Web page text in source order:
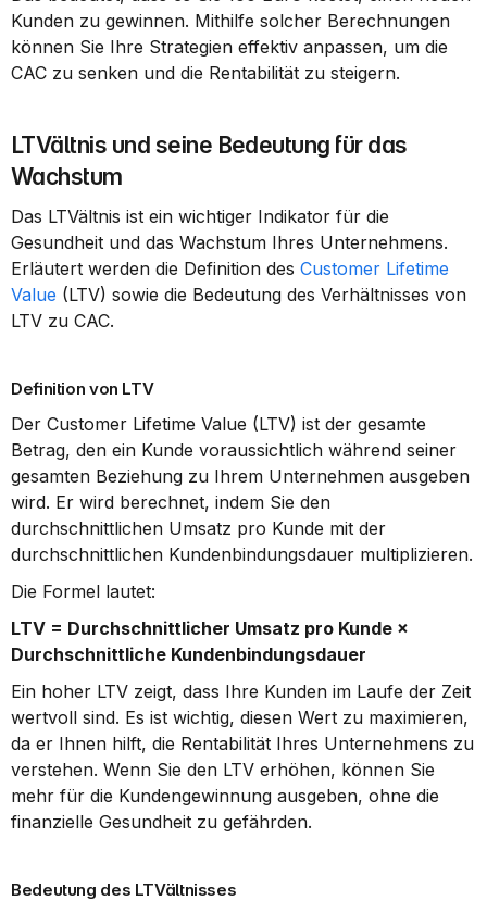
Kunden zu gewinnen. Mithilfe solcher Berechnungen
können Sie Ihre Strategien effektiv anpassen, um die
CAC zu senken und die Rentabilität zu steigern.
LTVältnis und seine Bedeutung für das
Wachstum
Das LTVältnis ist ein wichtiger Indikator für die
Gesundheit und das Wachstum Ihres Unternehmens.
Erläutert werden die Definition des Customer Lifetime
Value (LTV) sowie die Bedeutung des Verhältnisses von
LTV zu CAC.
Definition von LTV
Der Customer Lifetime Value (LTV) ist der gesamte
Betrag, den ein Kunde voraussichtlich während seiner
gesamten Beziehung zu Ihrem Unternehmen ausgeben
wird. Er wird berechnet, indem Sie den
durchschnittlichen Umsatz pro Kunde mit der
durchschnittlichen Kundenbindungsdauer multiplizieren.
Die Formel lautet:
LTV = Durchschnittlicher Umsatz pro Kunde ×
Durchschnittliche Kundenbindungsdauer
Ein hoher LTV zeigt, dass Ihre Kunden im Laufe der Zeit
wertvoll sind. Es ist wichtig, diesen Wert zu maximieren,
da er Ihnen hilft, die Rentabilität Ihres Unternehmens zu
verstehen. Wenn Sie den LTV erhöhen, können Sie
mehr für die Kundengewinnung ausgeben, ohne die
finanzielle Gesundheit zu gefährden.
Bedeutung des LTVältnisses